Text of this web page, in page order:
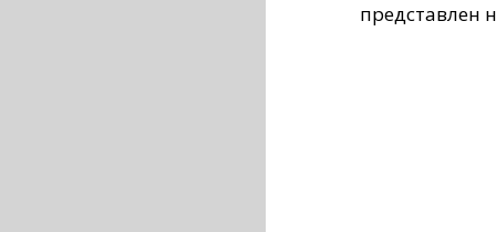
представлен